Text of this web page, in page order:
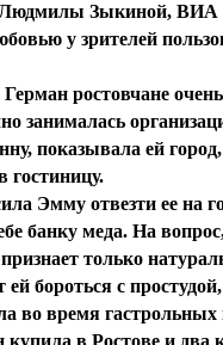
Зыкиной, ВИА
у зрителей
ростовчане
занималась
показывала ей
гостиницу.
Эмму отвезти ее на
банку меда. На
признает только
ей бороться с
во время гастрольных
купила в Ростове и два